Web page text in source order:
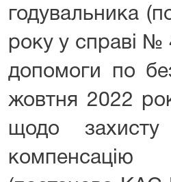
годувальника
року у справі №
допомоги по
жовтня 2022
щодо
компенсацію